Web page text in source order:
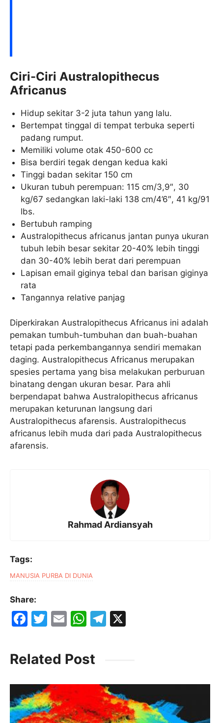
Ciri-Ciri Australopithecus
Africanus
Hidup sekitar 3-2 juta tahun yang lalu.
Bertempat tinggal di tempat terbuka seperti
padang rumput.
Memiliki volume otak 450-600 cc
Bisa berdiri tegak dengan kedua kaki
Tinggi badan sekitar 150 cm
Ukuran tubuh perempuan: 115 cm/3,9″, 30
kg/67 sedangkan laki-laki 138 cm/4’6″, 41 kg/91
lbs.
Bertubuh ramping
Australopithecus africanus jantan punya ukuran
tubuh lebih besar sekitar 20-40% lebih tinggi
dan 30-40% lebih berat dari perempuan
Lapisan email giginya tebal dan barisan giginya
rata
Tangannya relative panjag
Diperkirakan Australopithecus Africanus ini adalah
pemakan tumbuh-tumbuhan dan buah-buahan
tetapi pada perkembangannya sendiri memakan
daging. Australopithecus Africanus merupakan
spesies pertama yang bisa melakukan perburuan
binatang dengan ukuran besar. Para ahli
berpendapat bahwa Australopithecus africanus
merupakan keturunan langsung dari
Australopithecus afarensis. Australopithecus
africanus lebih muda dari pada Australopithecus
afarensis.
Rahmad Ardiansyah
Tags:
MANUSIA PURBA DI DUNIA
Share:
F
c
e
b
o
o
T
itt
er
E
ai
l
W
at
s
A
p
T
a
m
Related Post